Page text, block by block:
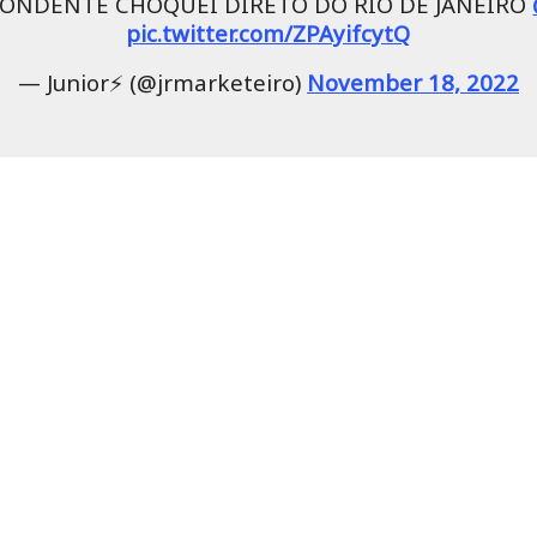
pic.twitter.com/ZPAyifcytQ
— Junior⚡️ (@jrmarketeiro) November 18, 2022